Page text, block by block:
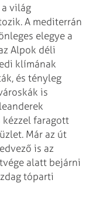
világ
A mediterrán
elegye a
Alpok déli
klímának
és tényleg
is
kézzel faragott
Már az út
is az
alatt bejárni
tóparti